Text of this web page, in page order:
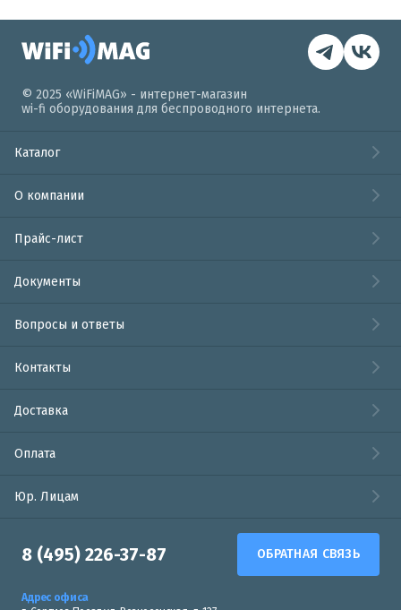
© 2025 «WiFiMAG» - интернет-магазин
wi-fi оборудования для беспроводного интернета.
Каталог
О компании
Прайс-лист
Документы
Вопросы и ответы
Контакты
Доставка
Оплата
Юр. Лицам
8 (495) 226-37-87 ОБРАТНАЯ СВЯЗЬ
Адрес офиса